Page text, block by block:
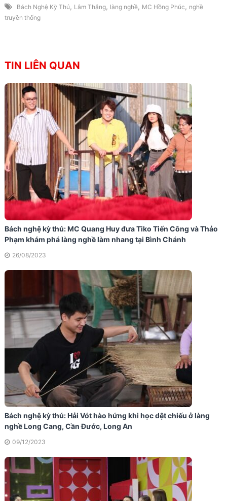
Bách Nghệ Kỳ Thú , Lâm Thắng, làng nghề, MC Hồng Phúc , nghề
truyền thống
TIN LIÊN QUAN
Bách nghệ kỳ thú: MC Quang Huy đưa Tiko Tiến Công và Thảo
Phạm khám phá làng nghề làm nhang tại Bình Chánh
26/08/2023
Bách nghệ kỳ thú: Hải Vót hào hứng khi học dệt chiếu ở làng
nghề Long Cang, Cần Đước, Long An
09/12/2023